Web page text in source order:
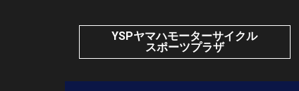
YSPヤマハモーターサイクル
スポーツプラザ